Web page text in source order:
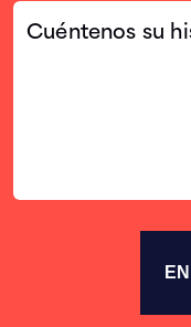
Cuéntenos
su